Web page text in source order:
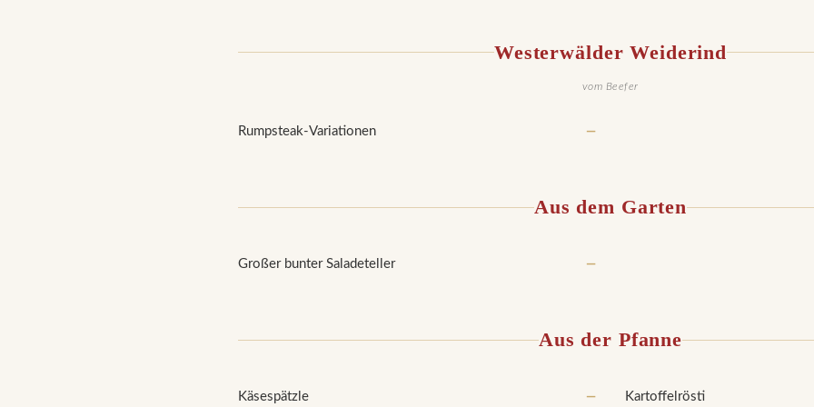
Westerwälder Weiderind
vom Beefer
Rumpsteak-Variationen —
Aus dem Garten
Großer bunter Saladeteller —
Aus der Pfanne
Käsespätzle — Kartoffelrösti